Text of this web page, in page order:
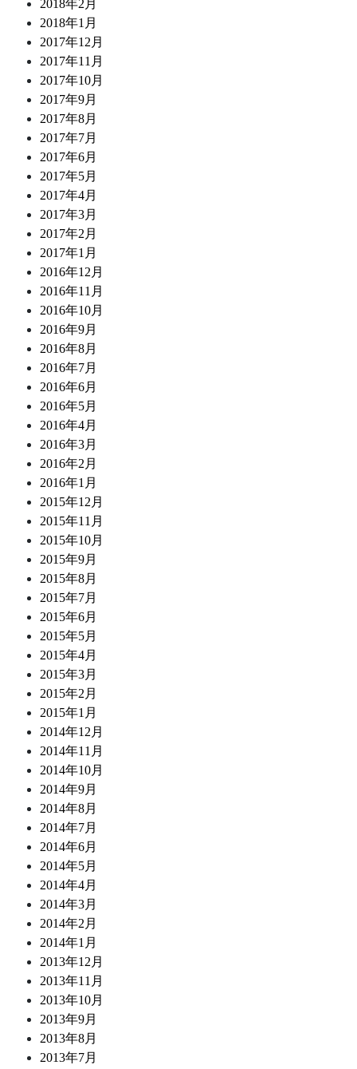
2018年2月
2018年1月
2017年12月
2017年11月
2017年10月
2017年9月
2017年8月
2017年7月
2017年6月
2017年5月
2017年4月
2017年3月
2017年2月
2017年1月
2016年12月
2016年11月
2016年10月
2016年9月
2016年8月
2016年7月
2016年6月
2016年5月
2016年4月
2016年3月
2016年2月
2016年1月
2015年12月
2015年11月
2015年10月
2015年9月
2015年8月
2015年7月
2015年6月
2015年5月
2015年4月
2015年3月
2015年2月
2015年1月
2014年12月
2014年11月
2014年10月
2014年9月
2014年8月
2014年7月
2014年6月
2014年5月
2014年4月
2014年3月
2014年2月
2014年1月
2013年12月
2013年11月
2013年10月
2013年9月
2013年8月
2013年7月